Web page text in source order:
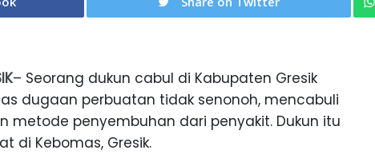
– Seorang dukun cabul di Kabupaten Gresik
dugaan perbuatan tidak senonoh, mencabuli
metode penyembuhan dari penyakit. Dukun itu
di Kebomas, Gresik.